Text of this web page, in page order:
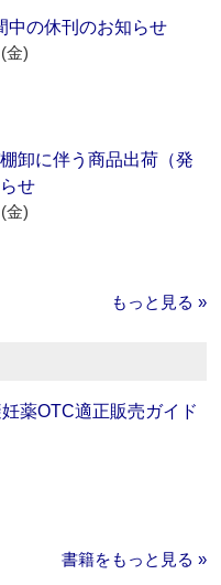
中の休刊のお知らせ
金)
卸に伴う商品出荷（発
せ
金)
もっと見る »
妊薬OTC適正販売ガイド
書籍をもっと見る »